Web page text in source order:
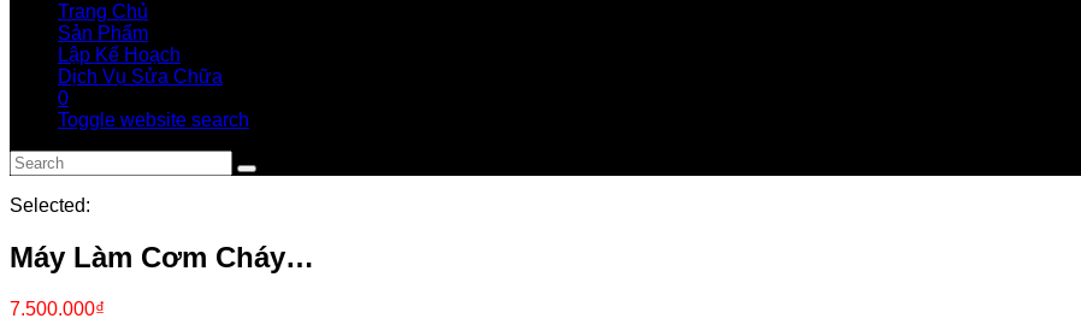
Trang Chủ
Sản Phẩm
Lập Kế Hoạch
Dịch Vụ Sửa Chữa
0
Toggle website search
Selected:
Máy Làm Cơm Cháy…
7.500.000₫